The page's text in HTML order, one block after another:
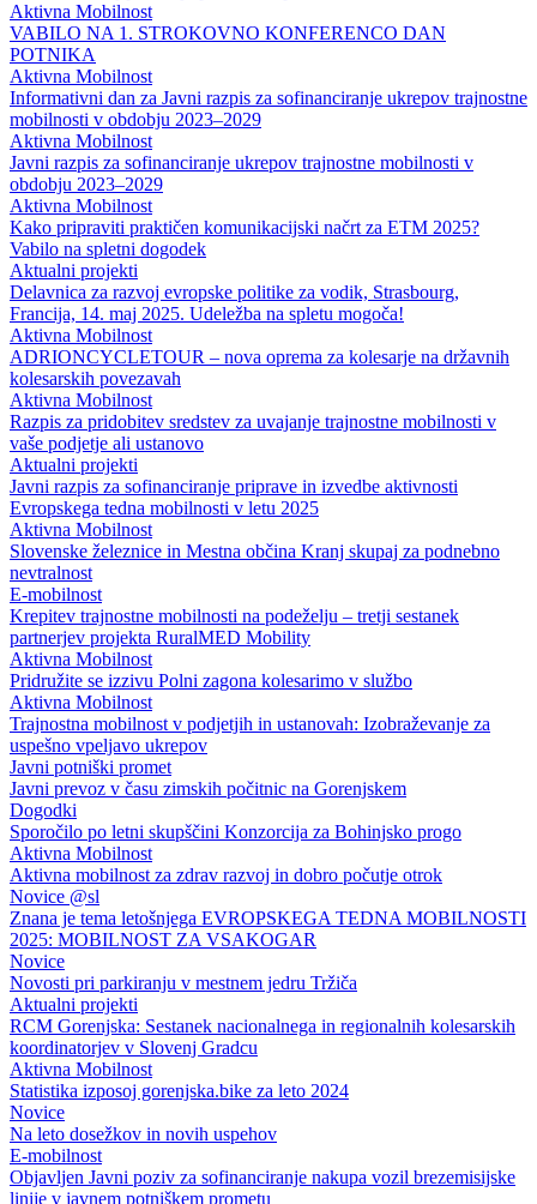
Aktivna Mobilnost
VABILO NA 1. STROKOVNO KONFERENCO DAN
POTNIKA
Aktivna Mobilnost
Informativni dan za Javni razpis za sofinanciranje ukrepov trajnostne
mobilnosti v obdobju 2023–2029
Aktivna Mobilnost
Javni razpis za sofinanciranje ukrepov trajnostne mobilnosti v
obdobju 2023–2029
Aktivna Mobilnost
Kako pripraviti praktičen komunikacijski načrt za ETM 2025?
Vabilo na spletni dogodek
Aktualni projekti
Delavnica za razvoj evropske politike za vodik, Strasbourg,
Francija, 14. maj 2025. Udeležba na spletu mogoča!
Aktivna Mobilnost
ADRIONCYCLETOUR – nova oprema za kolesarje na državnih
kolesarskih povezavah
Aktivna Mobilnost
Razpis za pridobitev sredstev za uvajanje trajnostne mobilnosti v
vaše podjetje ali ustanovo
Aktualni projekti
Javni razpis za sofinanciranje priprave in izvedbe aktivnosti
Evropskega tedna mobilnosti v letu 2025
Aktivna Mobilnost
Slovenske železnice in Mestna občina Kranj skupaj za podnebno
nevtralnost
E-mobilnost
Krepitev trajnostne mobilnosti na podeželju – tretji sestanek
partnerjev projekta RuralMED Mobility
Aktivna Mobilnost
Pridružite se izzivu Polni zagona kolesarimo v službo
Aktivna Mobilnost
Trajnostna mobilnost v podjetjih in ustanovah: Izobraževanje za
uspešno vpeljavo ukrepov
Javni potniški promet
Javni prevoz v času zimskih počitnic na Gorenjskem
Dogodki
Sporočilo po letni skupščini Konzorcija za Bohinjsko progo
Aktivna Mobilnost
Aktivna mobilnost za zdrav razvoj in dobro počutje otrok
Novice @sl
Znana je tema letošnjega EVROPSKEGA TEDNA MOBILNOSTI
2025: MOBILNOST ZA VSAKOGAR
Novice
Novosti pri parkiranju v mestnem jedru Tržiča
Aktualni projekti
RCM Gorenjska: Sestanek nacionalnega in regionalnih kolesarskih
koordinatorjev v Slovenj Gradcu
Aktivna Mobilnost
Statistika izposoj gorenjska.bike za leto 2024
Novice
Na leto dosežkov in novih uspehov
E-mobilnost
Objavljen Javni poziv za sofinanciranje nakupa vozil brezemisijske
linije v javnem potniškem prometu